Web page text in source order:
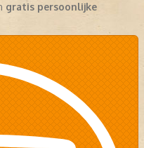
gratis persoonlijke